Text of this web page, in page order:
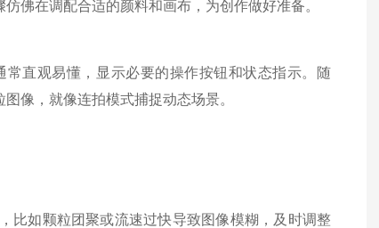
佛在调配合适的颜料和画布，为创作做好准备。
直观易懂，显示必要的操作按钮和状态指示。随
像，就像连拍模式捕捉动态场景。
如颗粒团聚或流速过快导致图像模糊，及时调整